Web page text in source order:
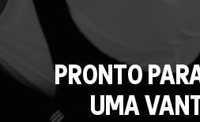
PRONTO
UMA